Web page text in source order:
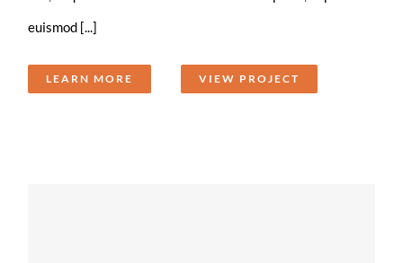
euismod [...]
LEARN MORE VIEW PROJECT